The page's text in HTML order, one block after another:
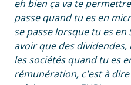
eh bien ça va te
passe quand tu es en
se passe lorsque tu es en
avoir que des
les sociétés quand tu es
rémunération, c'est à